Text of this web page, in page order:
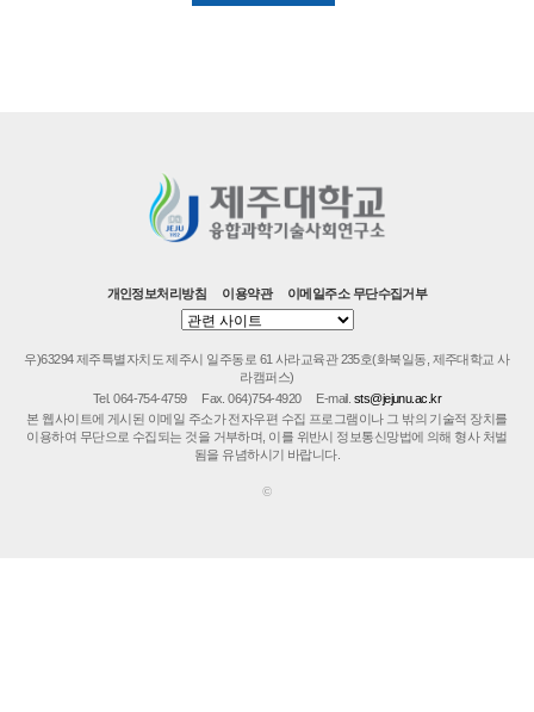
개인정보처리방침 이용약관 이메일주소 무단수집거부
우)63294 제주특별자치도 제주시 일주동로 61 사라교육관 235호(화북일동, 제주대학교 사
라캠퍼스)
Tel. 064-754-4759
Fax. 064)754-4920 E-mail. sts@jejunu.ac.kr
본 웹사이트에 게시된 이메일 주소가 전자우편 수집 프로그램이나 그 밖의 기술적 장치를
이용하여 무단으로 수집되는 것을 거부하며, 이를 위반시 정보통신망법에 의해 형사 처벌
됨을 유념하시기 바랍니다.
©